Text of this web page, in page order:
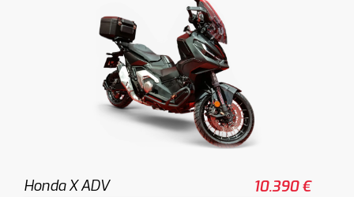
Honda X ADV 10.390 €